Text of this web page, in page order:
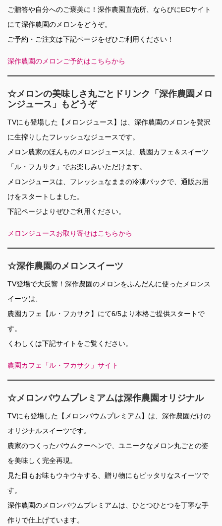
ご贈答や自分へのご褒美に！深作農園直売所、ならびにECサイト
にて深作農園のメロンをどうぞ。
ご予約・ご注文は下記ページをぜひご利用ください！
深作農園のメロンご予約はこちらから
☆メロンの美味しさ丸ごとドリンク「深作農園メロ
ンジュース」もどうぞ
TVにも登場した【メロンジュース】は、深作農園のメロンを贅沢
に生搾りしたフレッシュなジュースです。
メロン農家のほんものメロンジュースは、農園カフェ＆スイーツ
「ル・フカサク」でお楽しみいただけます。
メロンジュースは、フレッシュなままの冷凍パックで、通販お届
けをスタートしました。
下記ページよりぜひご利用ください。
メロンジュースお取り寄せはこちらから
☆深作農園のメロンスイーツ
TV登場で大反響！深作農園のメロンをふんだんに使ったメロンス
イーツは、
農園カフェ【ル・フカサク】にて6/5より本格ご提供スタートで
す。
くわしくは下記サイトをご覧ください。
農園カフェ「ル・フカサク」サイト
☆メロンバウムプレミアムは深作農園オリジナル
TVにも登場した【メロンバウムプレミアム】は、深作農園だけの
オリジナルスイーツです。
農家のつくったバウムクーヘンで、ユニークなメロン丸ごとの姿
を美味しく完全再現。
見た目もお味もウキウキする、贈り物にもピッタリなスイーツで
す。
深作農園のメロンバウムプレミアムは、ひとつひとつを丁寧な手
作りで仕上げています。